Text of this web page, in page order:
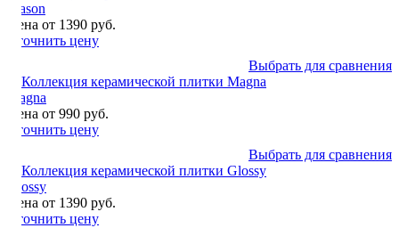
Mason
Цена от 1390 руб.
Уточнить цену
Выбрать для сравнения
Magna
Цена от 990 руб.
Уточнить цену
Выбрать для сравнения
Glossy
Цена от 1390 руб.
Уточнить цену